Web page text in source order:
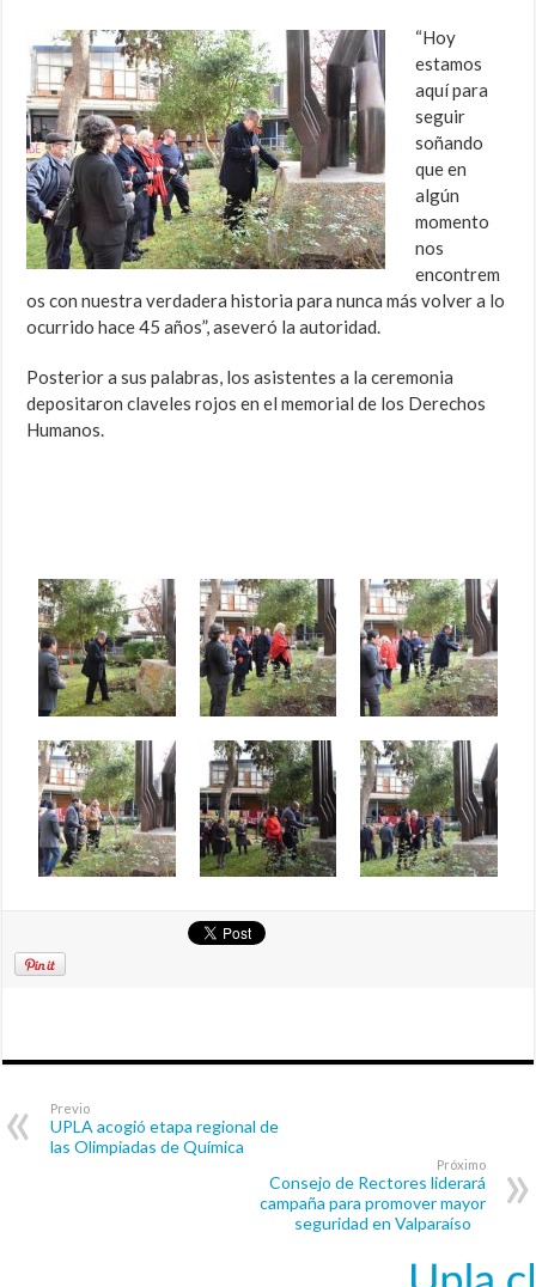
“Hoy
estamos
aquí para
seguir
soñando
que en
algún
momento
nos
encontrem
os con nuestra verdadera historia para nunca más volver a lo
ocurrido hace 45 años”, aseveró la autoridad.
Posterior a sus palabras, los asistentes a la ceremonia
depositaron claveles rojos en el memorial de los Derechos
Humanos.
Previo
UPLA acogió etapa regional de
las Olimpiadas de Química
Próximo
Consejo de Rectores liderará
campaña para promover mayor
seguridad en Valparaíso